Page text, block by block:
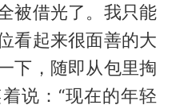
被借光了。我只能
看起来很面善的大
下，随即从包里掏
说：“现在的年轻